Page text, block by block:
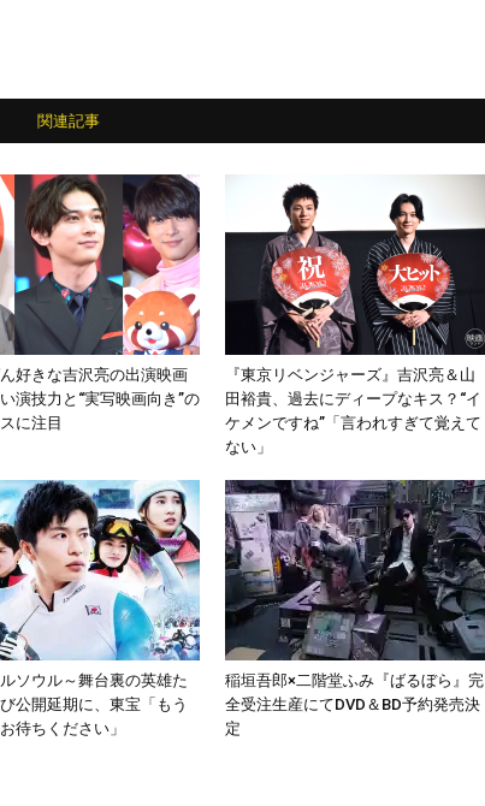
関連記事
ん好きな吉沢亮の出演映画
演技力と“実写映画向き”の
に注目
『東京リベンジャーズ』吉沢亮＆山
田裕貴、過去にディープなキス？“イ
ケメンですね”「言われすぎて覚えて
ない」
ルソウル～舞台裏の英雄た
公開延期に、東宝「もう
待ちください」
稲垣吾郎×二階堂ふみ『ばるぼら』完
全受注生産にてDVD＆BD予約発売決
定